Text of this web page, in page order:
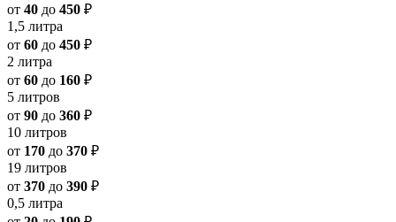
от 40 до 450 ₽
1,5 литра
от 60 до 450 ₽
2 литра
от 60 до 160 ₽
5 литров
от 90 до 360 ₽
10 литров
от 170 до 370 ₽
19 литров
от 370 до 390 ₽
0,5 литра